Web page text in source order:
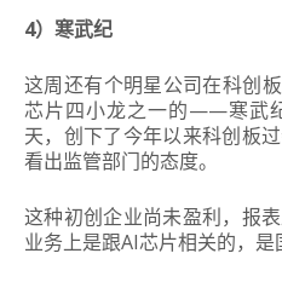
4）寒武纪
这周还有个明星公司在科创
芯片四小龙之一的——寒武
天，创下了今年以来科创板
看出监管部门的态度。
这种初创企业尚未盈利，报
业务上是跟AI芯片相关的，是